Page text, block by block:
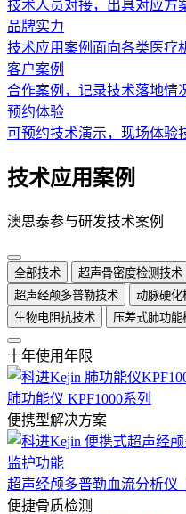
技术人员对接，出具对应方
品牌实力
技术应用案例面向各类医疗
客户案例
合作案例，记录技术落地情
预约体验
可预约技术演示，现场体验
技术应用案例
澳思泰参与研发技术案例
全部技术 超声骨密度检测技术
超声经颅多普勒技术
动脉硬化
生物电阻抗技术
压差式肺功能
十年使用年限
肺功能仪 KPF1000系列
便携型解决方案
超声经颅多普勒血流分析仪
便捷骨质检测